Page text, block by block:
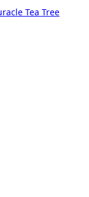
Tea Tree